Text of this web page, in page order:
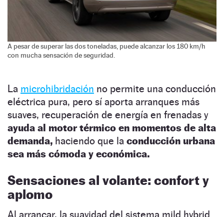
A pesar de superar las dos toneladas, puede alcanzar los 180 km/h
con mucha sensación de seguridad.
La microhibridación no permite una conducción
eléctrica pura, pero sí aporta arranques más
suaves, recuperación de energía en frenadas y
ayuda al motor térmico en momentos de alta
demanda, haciendo que la conducción urbana
sea más cómoda y económica.
Sensaciones al volante: confort y
aplomo
Al arrancar, la suavidad del sistema mild hybrid